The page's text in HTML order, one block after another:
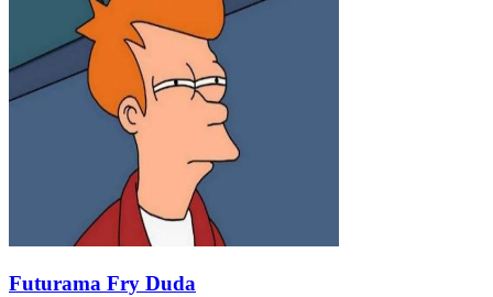
Futurama Fry Duda